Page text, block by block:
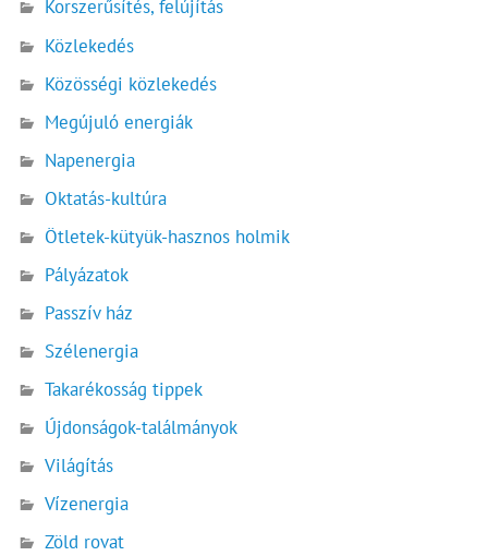
Korszerűsítés, felújítás
Közlekedés
Közösségi közlekedés
Megújuló energiák
Napenergia
Oktatás-kultúra
Ötletek-kütyük-hasznos holmik
Pályázatok
Passzív ház
Szélenergia
Takarékosság tippek
Újdonságok-találmányok
Világítás
Vízenergia
Zöld rovat